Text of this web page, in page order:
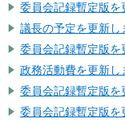
委員会記録暫定版を
議長の予定を更新し
委員会記録暫定版を
政務活動費を更新し
委員会記録暫定版を
委員会記録暫定版を